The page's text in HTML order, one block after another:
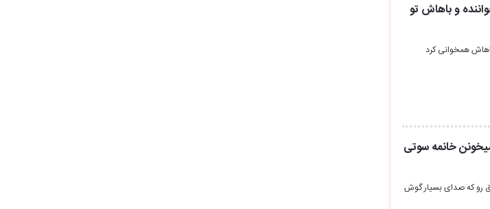
و باهاش تو
همخوانی کرد
خانمه سوتی
رو که صدای بسیار گوش